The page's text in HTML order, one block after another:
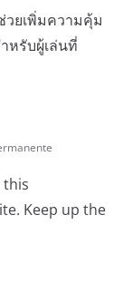
วยเพิ่มความคุ้ม
หรับผู้เล่นที่
this
Keep up the